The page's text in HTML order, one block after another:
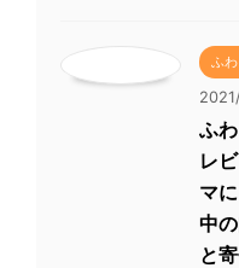
ふ
ふ
レ
マ
中
と